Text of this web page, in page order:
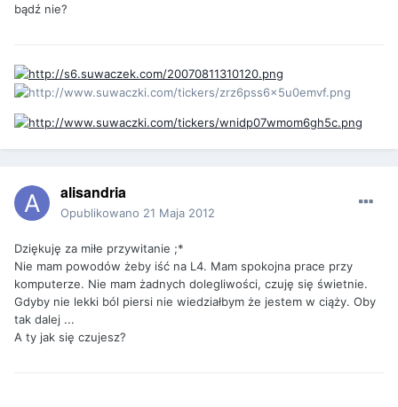
bądź nie?
alisandria
Opublikowano 21 Maja 2012
Dziękuję za miłe przywitanie ;*
Nie mam powodów żeby iść na L4. Mam spokojna prace przy
komputerze. Nie mam żadnych dolegliwości, czuję się świetnie.
Gdyby nie lekki ból piersi nie wiedziałbym że jestem w ciąży. Oby
tak dalej ...
A ty jak się czujesz?